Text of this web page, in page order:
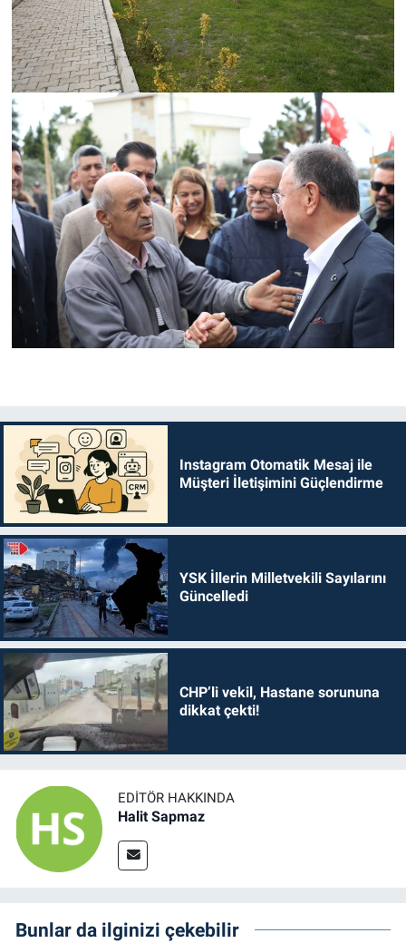
Instagram Otomatik Mesaj ile
Müşteri İletişimini Güçlendirme
YSK İllerin Milletvekili Sayılarını
Güncelledi
CHP’li vekil, Hastane sorununa
dikkat çekti!
EDITÖR HAKKINDA
Halit Sapmaz
Bunlar da ilginizi çekebilir